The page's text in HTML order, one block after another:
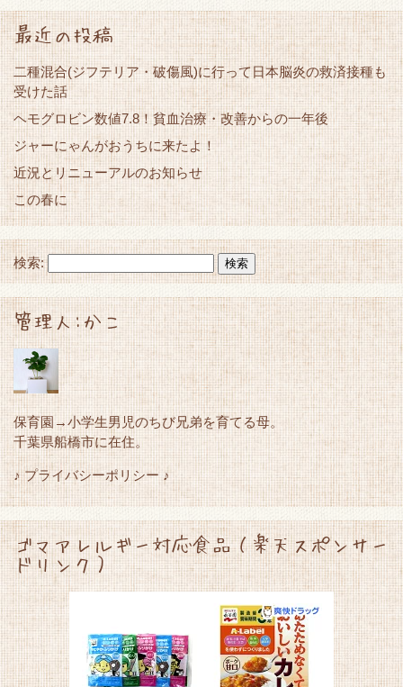
最近の投稿
二種混合(ジフテリア・破傷風)に行って日本脳炎の救済接種も
受けた話
ヘモグロビン数値7.8！貧血治療・改善からの一年後
ジャーにゃんがおうちに来たよ！
近況とリニューアルのお知らせ
この春に
検索:
管理人:かこ
保育園→小学生男児のちび兄弟を育てる母。
千葉県船橋市に在住。
♪ プライバシーポリシー ♪
ゴマアレルギー対応食品（楽天スポンサー
ドリンク）